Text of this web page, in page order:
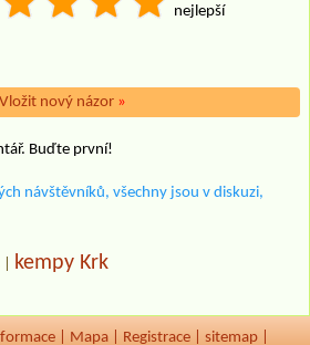
nejlepší
Vložit nový názor »
Buďte první!
návštěvníků, všechny jsou v diskuzi,
kempy Krk
Mapa Registrace sitemap